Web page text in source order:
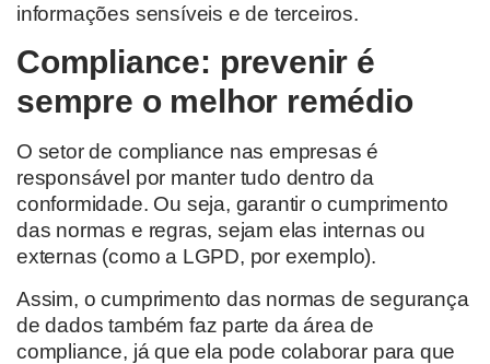
informações sensíveis e de terceiros.
Compliance: prevenir é
sempre o melhor remédio
O setor de compliance nas empresasé
responsável por manter tudo dentro da
conformidade. Ou seja, garantir o cumprimento
das normas e regras, sejam elas internas ou
externas (como a LGPD, por exemplo).
Assim, o cumprimento das normas de segurança
de dados também faz parte da área de
compliance, já que ela pode colaborar para que